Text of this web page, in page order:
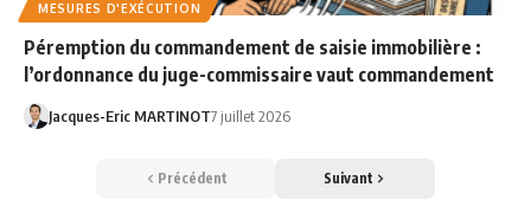
MESURES D'EXÉCUTION
Péremption du commandement de saisie immobilière :
l’ordonnance du juge-commissaire vaut commandement
Jacques-Eric MARTINOT7 juillet 2026
Précédent Suivant